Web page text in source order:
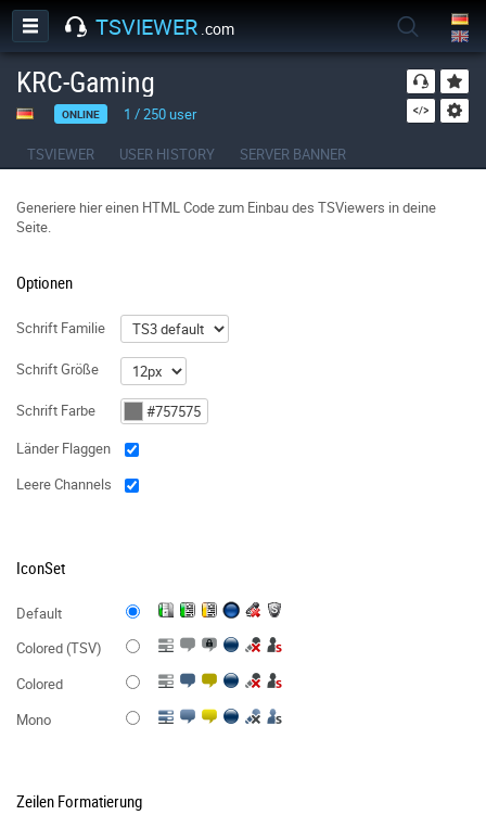
TSVIEWER .com
KRC-Gaming
ONLINE 1 /250user
TSVIEWER USER HISTORY SERVER BANNER
Generiere hier einen HTML Code zum Einbau des TSViewers in deine
Seite.
Optionen
Schrift Familie
Schrift Größe
Schrift Farbe
Länder Flaggen
Leere Channels
IconSet
Default
Colored (TSV)
Colored
Mono
Zeilen Formatierung